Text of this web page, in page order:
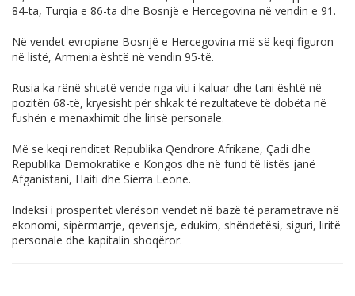
84-ta, Turqia e 86-ta dhe Bosnjë e Hercegovina në vendin e 91.
Në vendet evropiane Bosnjë e Hercegovina më së keqi figuron
në listë, Armenia është në vendin 95-të.
Rusia ka rënë shtatë vende nga viti i kaluar dhe tani është në
pozitën 68-të, kryesisht për shkak të rezultateve të dobëta në
fushën e menaxhimit dhe lirisë personale.
Më se keqi renditet Republika Qendrore Afrikane, Çadi dhe
Republika Demokratike e Kongos dhe në fund të listës janë
Afganistani, Haiti dhe Sierra Leone.
Indeksi i prosperitet vlerëson vendet në bazë të parametrave në
ekonomi, sipërmarrje, qeverisje, edukim, shëndetësi, siguri, liritë
personale dhe kapitalin shoqëror.